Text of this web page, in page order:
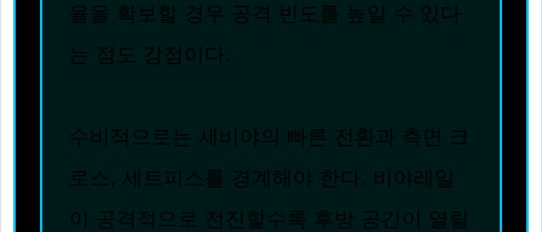
율을 확보할 경우 공격 빈도를 높일 수 있다
는 점도 강점이다.
수비적으로는 세비야의 빠른 전환과 측면 크
로스, 세트피스를 경계해야 한다. 비야레알
이 공격적으로 전진할수록 후방 공간이 열릴